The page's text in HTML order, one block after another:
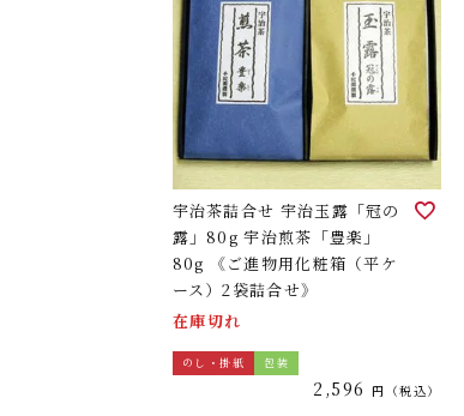
宇治茶詰合せ 宇治玉露「冠の
露」80g 宇治煎茶「豊楽」
80g 《ご進物用化粧箱（平ケ
ース）2袋詰合せ》
在庫切れ
のし・掛紙 包装
2,596 税込